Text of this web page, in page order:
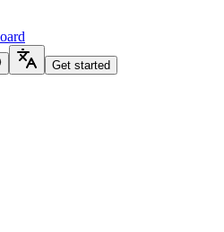
Get started